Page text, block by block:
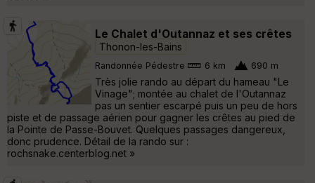
Le Chalet d'Outannaz et ses crêtes
Thonon-les-Bains
Randonnée Pédestre 6 km 690 m
Très jolie rando au départ du hameau "Le
Vinage"; montée au chalet de l'Outannaz
pas un sentier escarpé puis un peu de hors
piste et de passage aérien pour gagner les crêtes au pied de
la Pointe de Passe-Bouvet. Quelques passages dangereux,
donc prudence. Détail de la rando sur :
rochsnake.centerblog.net »